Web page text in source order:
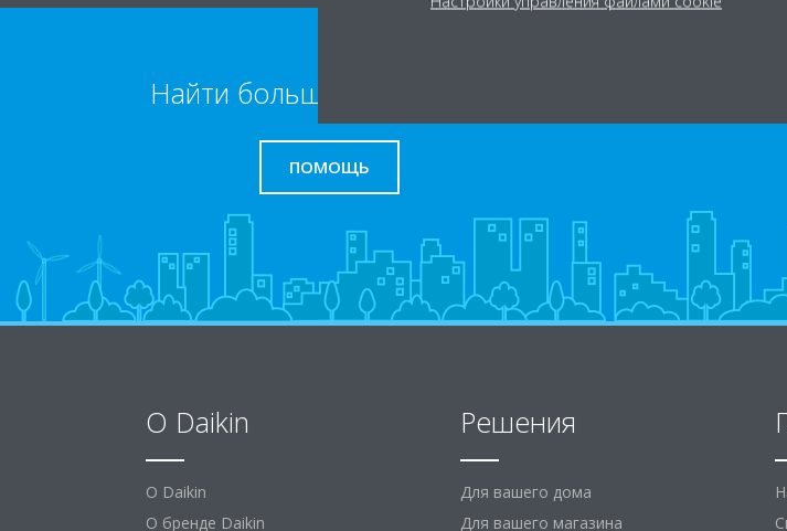
Найти больше информации
ПОМОЩЬ
O Daikin
O Daikin
О бренде Daikin
Решения
Для вашего дома
Для вашего магазина